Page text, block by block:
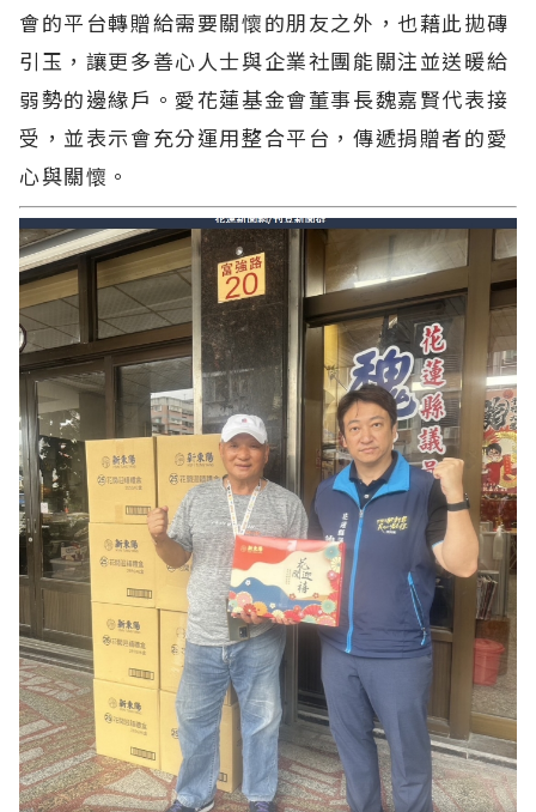
會的平台轉贈給需要關懷的朋友之外，也藉此拋磚
引玉，讓更多善心人士與企業社團能關注並送暖給
弱勢的邊緣戶。愛花蓮基金會董事長魏嘉賢代表接
受，並表示會充分運用整合平台，傳遞捐贈者的愛
心與關懷。